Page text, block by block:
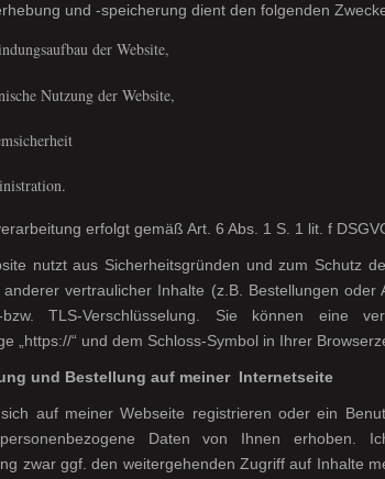
und -speicherung dient den folgenden
der Website,
Nutzung der Website,
erfolgt gemäß Art. 6 Abs. 1 S. 1 lit. f
nutzt aus Sicherheitsgründen und zum Schutz
vertraulicher Inhalte (z.B. Bestellungen oder
TLS-Verschlüsselung. Sie können eine
„https://“ und dem Schloss-Symbol in Ihrer
und Bestellung auf meiner Internetseite
auf meiner Webseite registrieren oder ein
Daten von Ihnen erhoben.
zwar ggf. den weitergehenden Zugriff auf Inhalte